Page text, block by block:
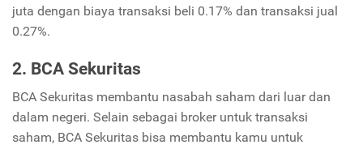
juta dengan biaya transaksi beli 0.17% dan transaksi jual
0.27%.
2. BCA Sekuritas
BCA Sekuritas membantu nasabah saham dari luar dan
dalam negeri. Selain sebagai broker untuk transaksi
saham, BCA Sekuritas bisa membantu kamu untuk